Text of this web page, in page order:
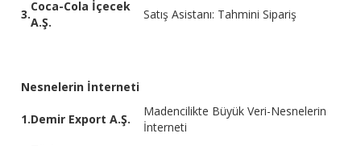
3.
Coca-Cola İçecek
A.Ş.
Satış Asistanı: Tahmini Sipariş
Nesnelerin İnterneti
1.Demir Export A.Ş.
Madencilikte Büyük Veri-Nesnelerin
İnterneti